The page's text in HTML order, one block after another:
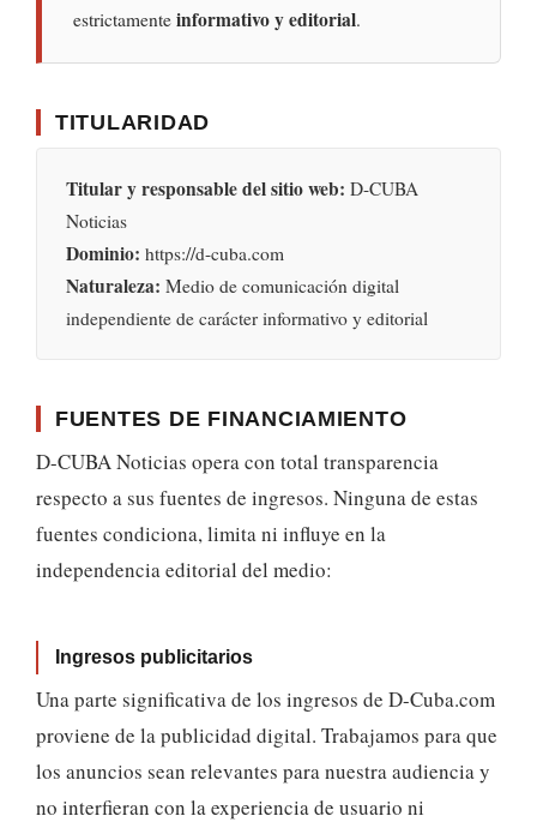
estrictamente informativo y editorial.
TITULARIDAD
Titular y responsable del sitio web: D-CUBA
Noticias
Dominio: https://d-cuba.com
Naturaleza: Medio de comunicación digital
independiente de carácter informativo y editorial
FUENTES DE FINANCIAMIENTO
D-CUBA Noticias opera con total transparencia
respecto a sus fuentes de ingresos. Ninguna de estas
fuentes condiciona, limita ni influye en la
independencia editorial del medio:
Ingresos publicitarios
Una parte significativa de los ingresos de D-Cuba.com
proviene de la publicidad digital. Trabajamos para que
los anuncios sean relevantes para nuestra audiencia y
no interfieran con la experiencia de usuario ni